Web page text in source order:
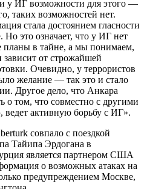
у ИГ возможности для этого —
таких возможностей нет.
стала достоянием гласности
Но это означает, что у ИГ нет
планы в тайне, а мы понимаем,
от строжайшей
Очевидно, у террористов
желание — так это и стало
Другое дело, что Анкара
о том, что совместно с другими
активную борьбу с ИГ».
совпало с поездкой
Тайипа Эрдогана в
является партнером США
о возможных атаках на
предупреждением Москве,